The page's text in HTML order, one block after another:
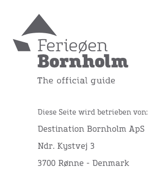
Diese Seite wird betrieben von:
Destination Bornholm ApS
Ndr. Kystvej 3
3700 Rønne - Denmark